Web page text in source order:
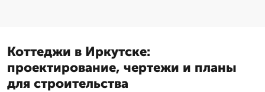
Коттеджи в Иркутске:
проектирование, чертежи и планы
для строительства